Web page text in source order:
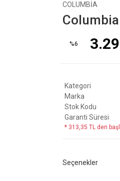
COLUMBIA
%6
Kategori
Marka
Stok Kodu
Garanti Süresi
* 313,35 TL den
Seçenekler